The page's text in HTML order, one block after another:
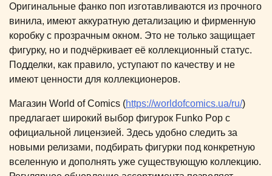
Оригинальные фанко поп изготавливаются из прочного
винила, имеют аккуратную детализацию и фирменную
коробку с прозрачным окном. Это не только защищает
фигурку, но и подчёркивает её коллекционный статус.
Подделки, как правило, уступают по качеству и не
имеют ценности для коллекционеров.
Магазин World of Comics (https://worldofcomics.ua/ru/)
предлагает широкий выбор фигурок Funko Pop с
официальной лицензией. Здесь удобно следить за
новыми релизами, подбирать фигурки под конкретную
вселенную и дополнять уже существующую коллекцию.